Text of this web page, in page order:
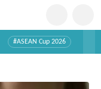
#ASEAN Cup 2026